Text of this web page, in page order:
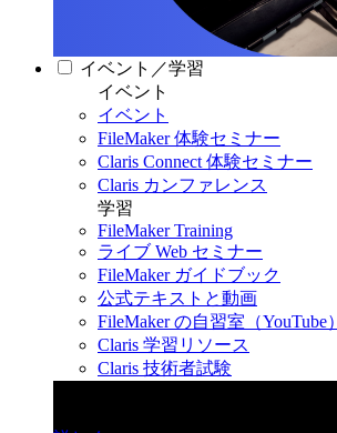
イベント／学習
イベント
イベント
FileMaker 体験セミナー
Claris Connect 体験セミナー
Claris カンファレンス
学習
FileMaker Training
ライブ Web セミナー
FileMaker ガイドブック
公式テキストと動画
FileMaker の自習室（YouTube）
Claris 学習リソース
Claris 技術者試験